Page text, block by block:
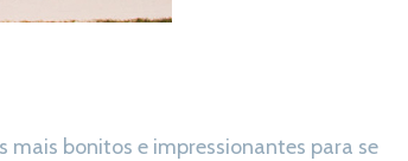
mais bonitos e impressionantes para se